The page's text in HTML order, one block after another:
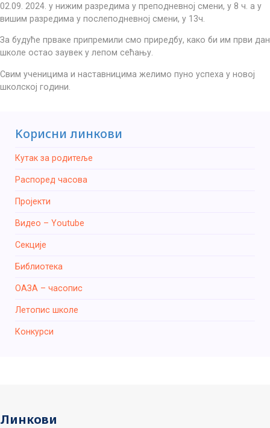
02.09. 2024. у нижим разредима у преподневној смени, у 8 ч. а у
вишим разредима у послеподневној смени, у 13ч.
За будуће прваке припремили смо приредбу, како би им први дан
школе остао заувек у лепом сећању.
Свим ученицима и наставницима желимо пуно успеха у новој
школској години.
Kорисни линкови
Кутак за родитеље
Распоред часова
Пројекти
Видео – Youtube
Секције
Библиотека
ОАЗА – часопис
Летопис школе
Конкурси
Линкови